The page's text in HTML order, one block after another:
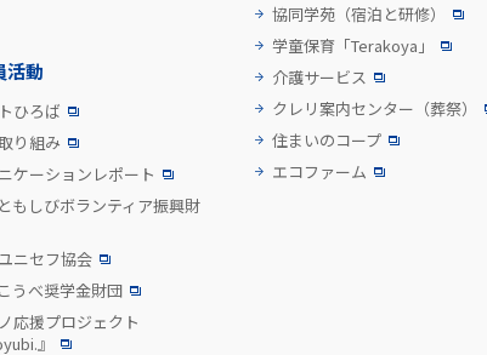
活動
ひろば
り組み
ケーションレポート
もしびボランティア振興財
ニセフ協会
うべ奨学金財団
応援プロジェクト
』
協同学苑 （宿泊と研修）
学童保育「Terakoya」
介護サービス
クレリ案内センター （葬祭）
住まいのコープ
エコファーム